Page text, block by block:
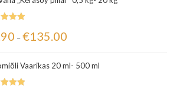
5 – €135.00
Vaarikas 20 ml- 500 ml